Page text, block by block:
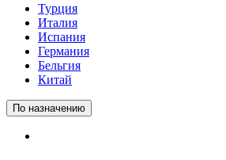
Турция
Италия
Испания
Германия
Бельгия
Китай
По назначению